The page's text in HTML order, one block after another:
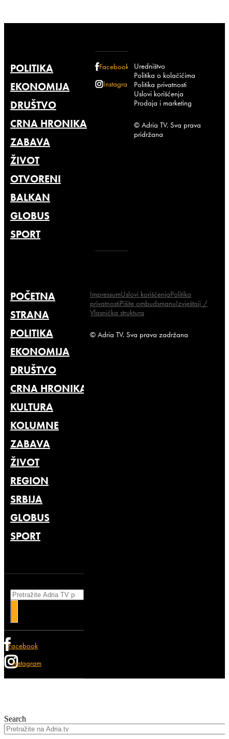
POLITIKA
EKONOMIJA
DRUŠTVO
CRNA HRONIKA
ZABAVA
ŽIVOT
OTVORENI
BALKAN
GLOBUS
SPORT
Facebook
Instagram
Uredništvo
Politika o kolačićima
Politika privatnosti
Uslovi korišćenja
Prodaja i marketing
© Adria TV. Sva prava
pridržana
POČETNA
STRANA
POLITIKA
EKONOMIJA
DRUŠTVO
CRNA HRONIKA
KULTURA
KOLUMNE
ZABAVA
ŽIVOT
REGION
SRBIJA
GLOBUS
SPORT
Facebook
Instagram
ImpressumUslovi korišćenjaPolitika
privatnostiPišite ombudsmanuIzvještaji /
Vlasnička struktura
© Adria TV. Sva prava zadržana
Search